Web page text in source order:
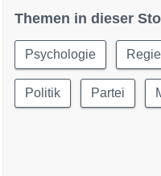
Themen in dieser
Psychologie
Politik Partei